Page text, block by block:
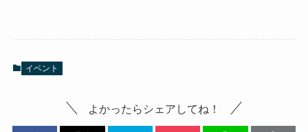
イベント
よかったらシェアしてね！